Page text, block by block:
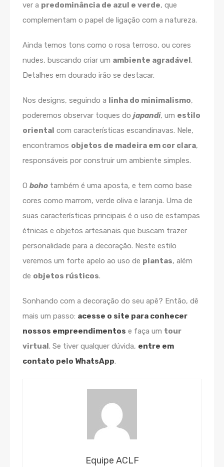
ver a predominância de azul e verde, que
complementam o papel de ligação com a natureza.
Ainda temos tons como o rosa terroso, ou cores
nudes, buscando criar um ambiente agradável.
Detalhes em dourado irão se destacar.
Nos designs, seguindo a linha do minimalismo,
poderemos observar toques do japandi, um estilo
oriental com características escandinavas. Nele,
encontramos objetos de madeira em cor clara,
responsáveis por construir um ambiente simples.
O boho também é uma aposta, e tem como base
cores como marrom, verde oliva e laranja. Uma de
suas características principais é o uso de estampas
étnicas e objetos artesanais que buscam trazer
personalidade para a decoração. Neste estilo
veremos um forte apelo ao uso de plantas, além
de objetos rústicos.
Sonhando com a decoração do seu apê? Então, dê
mais um passo: acesse o site para conhecer
nossos empreendimentos e faça um tour
virtual. Se tiver qualquer dúvida, entre em
contato pelo WhatsApp.
Equipe ACLF